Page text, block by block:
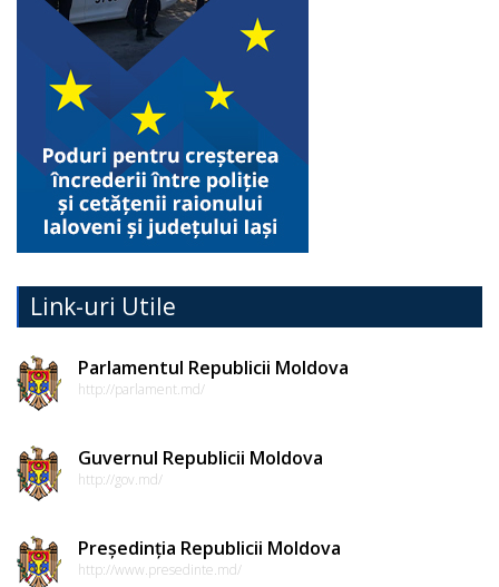
Link-uri Utile
Parlamentul Republicii Moldova
http://parlament.md/
Guvernul Republicii Moldova
http://gov.md/
Președinția Republicii Moldova
http://www.presedinte.md/